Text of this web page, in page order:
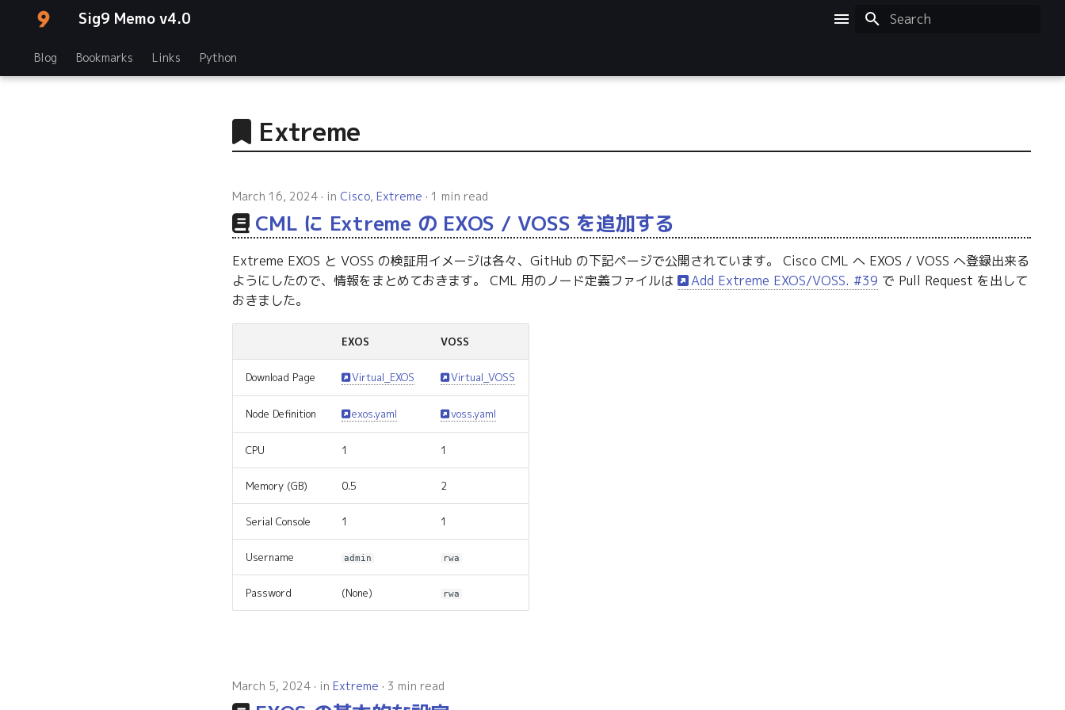
Sig9 Memo v4.0
Blog Bookmarks Links Python
Extreme
March 16, 2024 in Cisco, Extreme 1 min read
CML に Extreme の EXOS / VOSS を追加する
Extreme EXOS と VOSS の検証用イメージは各々、GitHub の下記ページで公開されています。 Cisco CML へ EXOS / VOSS へ登録出来る
ようにしたので、情報をまとめておきます。 CML 用のノード定義ファイルは
Add Extreme EXOS/VOSS. #39 で Pull Request を出して
おきました。
EXOS VOSS
Download Page Virtual_EXOS Virtual_VOSS
Node Definition exos.yaml voss.yaml
CPU 1 1
Memory (GB) 0.5 2
Serial Console 1 1
Username admin rwa
Password (None) rwa
March 5, 2024 in Extreme 3 min read